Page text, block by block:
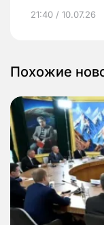
21:40 / 10.07.26
Похожие